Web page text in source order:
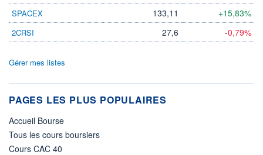
SPACEX 133,11 +15,83%
2CRSI 27,6 -0,79%
Gérer mes listes
PAGES LES PLUS POPULAIRES
Accueil Bourse
Tous les cours boursiers
Cours CAC 40